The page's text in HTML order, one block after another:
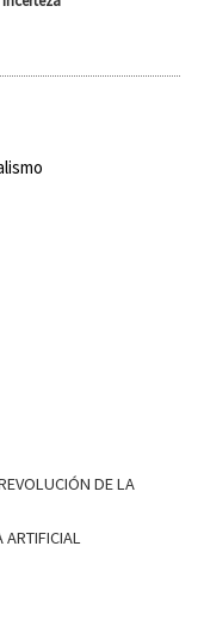
DE LA
ARTIFICIAL